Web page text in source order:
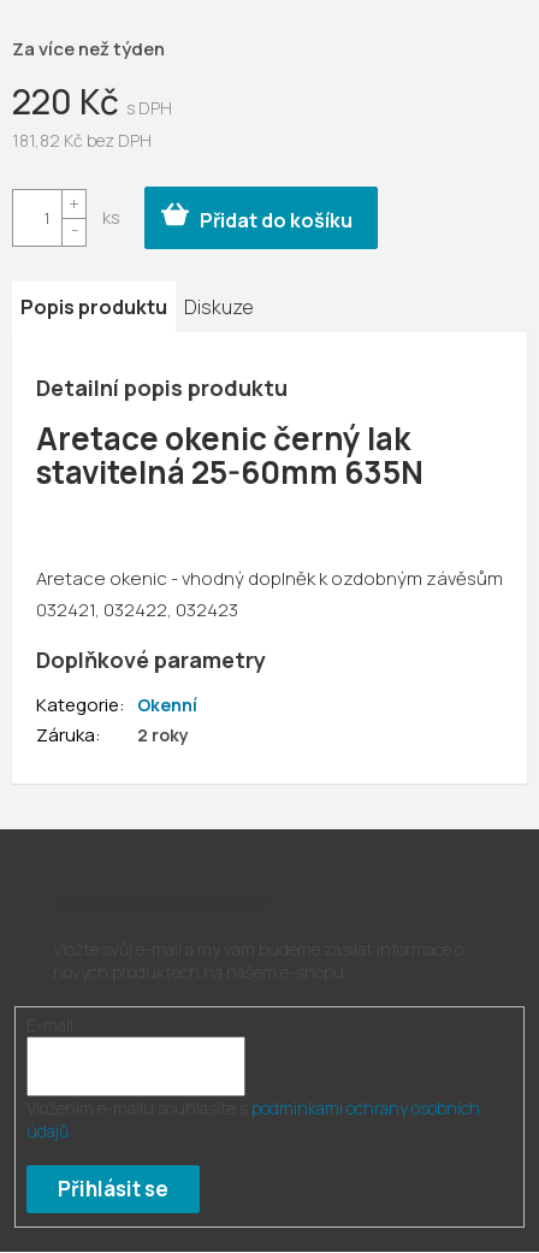
220 Kč
181,82 Kč bez DPH
cena:
Za více než týden
Přidat do košíku
Popis produktu Diskuze
Detailní popis produktu
Aretace okenic černý lak
stavitelná 25-60mm 635N
Aretace okenic - vhodný doplněk k ozdobným závěsům
032421, 032422, 032423
Doplňkové parametry
Kategorie: Okenní
Záruka: 2 roky
podmínkami ochrany osobních
údajů
Přihlásit se